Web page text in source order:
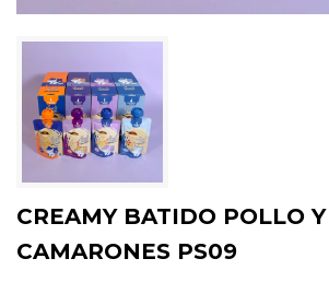
CREAMY BATIDO POLLO Y
CAMARONES PS09